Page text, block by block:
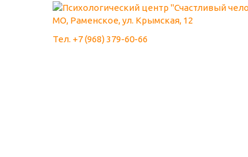
МО, Раменское, ул. Крымская, 12
Тел. +7 (968) 379-60-66